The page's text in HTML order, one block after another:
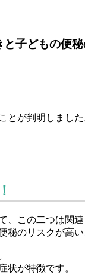
子どもの便
とが判明しました
この二つは関
のリスクが高い
状が特徴です。